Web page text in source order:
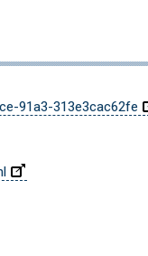
91a3-313e3cac62fe